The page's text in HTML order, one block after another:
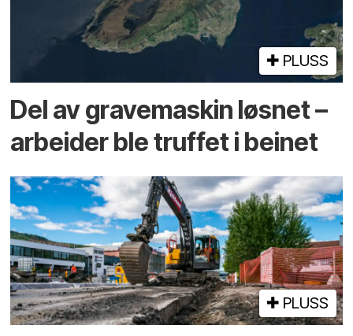
PLUSS
Del av grave­maskin løsnet –
arbeider ble truffet i beinet
PLUSS